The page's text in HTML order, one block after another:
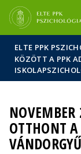
ELTE PPK
KÖZÖTT A PPK
OTTHONT